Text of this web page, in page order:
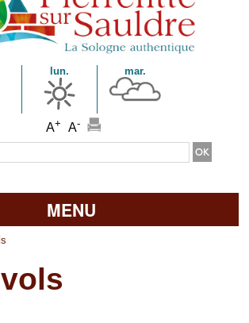
lun. mar.
A+ A-
MENU